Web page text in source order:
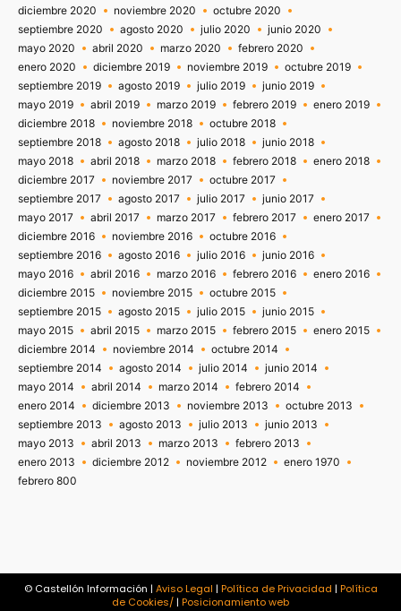
diciembre 2020
noviembre 2020
octubre 2020
septiembre 2020
agosto 2020 julio 2020
junio 2020
mayo 2020
abril 2020 marzo 2020
febrero 2020
enero 2020
diciembre 2019 noviembre 2019
octubre 2019
septiembre 2019
agosto 2019 julio 2019
junio 2019
mayo 2019
abril 2019 marzo 2019 febrero 2019
enero 2019
diciembre 2018
noviembre 2018
octubre 2018
septiembre 2018
agosto 2018 julio 2018
junio 2018
mayo 2018
abril 2018 marzo 2018 febrero 2018
enero 2018
diciembre 2017
noviembre 2017
octubre 2017
septiembre 2017
agosto 2017 julio 2017
junio 2017
mayo 2017
abril 2017 marzo 2017 febrero 2017
enero 2017
diciembre 2016
noviembre 2016
octubre 2016
septiembre 2016
agosto 2016 julio 2016
junio 2016
mayo 2016
abril 2016 marzo 2016 febrero 2016
enero 2016
diciembre 2015
noviembre 2015
octubre 2015
septiembre 2015
agosto 2015 julio 2015
junio 2015
mayo 2015
abril 2015 marzo 2015 febrero 2015
enero 2015
diciembre 2014
noviembre 2014
octubre 2014
septiembre 2014
agosto 2014 julio 2014
junio 2014
mayo 2014
abril 2014 marzo 2014
febrero 2014
enero 2014
diciembre 2013 noviembre 2013
octubre 2013
septiembre 2013
agosto 2013 julio 2013
junio 2013
mayo 2013
abril 2013 marzo 2013
febrero 2013
enero 2013
diciembre 2012 noviembre 2012
enero 1970
febrero 800
© Castellón Información | Aviso Legal | Política de Privacidad | Política
de Cookies/| Posicionamiento web